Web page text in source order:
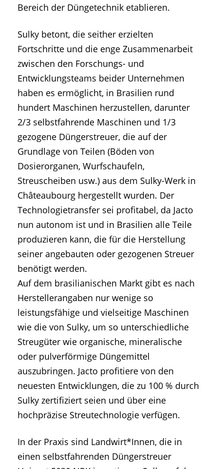
Bereich der Düngetechnik etablieren.
Sulky betont, die seither erzielten
Fortschritte und die enge Zusammenarbeit
zwischen den Forschungs- und
Entwicklungsteams beider Unternehmen
haben es ermöglicht, in Brasilien rund
hundert Maschinen herzustellen, darunter
2/3 selbstfahrende Maschinen und 1/3
gezogene Düngerstreuer, die auf der
Grundlage von Teilen (Böden von
Dosierorganen, Wurfschaufeln,
Streuscheiben usw.) aus dem Sulky-Werk in
Châteaubourg hergestellt wurden. Der
Technologietransfer sei profitabel, da Jacto
nun autonom ist und in Brasilien alle Teile
produzieren kann, die für die Herstellung
seiner angebauten oder gezogenen Streuer
benötigt werden.
Auf dem brasilianischen Markt gibt es nach
Herstellerangaben nur wenige so
leistungsfähige und vielseitige Maschinen
wie die von Sulky, um so unterschiedliche
Streugüter wie organische, mineralische
oder pulverförmige Düngemittel
auszubringen. Jacto profitiere von den
neuesten Entwicklungen, die zu 100 % durch
Sulky zertifiziert seien und über eine
hochpräzise Streutechnologie verfügen.
In der Praxis sind Landwirt*Innen, die in
einen selbstfahrenden Düngerstreuer